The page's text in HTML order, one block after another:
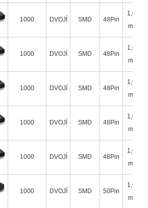
1000 DVOJÍ SMD 48Pin
1,02
mm
1000 DVOJÍ SMD 48Pin
1,02
mm
1000 DVOJÍ SMD 48Pin
1,02
mm
1000 DVOJÍ SMD 48Pin
1,02
mm
1000 DVOJÍ SMD 48Pin
1,02
mm
1000 DVOJÍ SMD 50Pin
1,02
mm